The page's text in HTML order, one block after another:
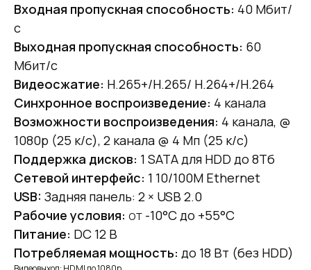
Входная пропускная способность: 40 Мбит/
с
Выходная пропускная способность: 60
Мбит/с
Видеосжатие: H.265+/H.265/ H.264+/H.264
Синхронное воспроизведение: 4 канала
Возможности воспроизведения: 4 канала, @
1080p (25 к/с), 2 канала @ 4 Мп (25 к/с)
Поддержка дисков: 1 SATA для HDD до 8Тб
Сетевой интерфейс: 1 10/100M Ethernet
USB: Задняя панель: 2 × USB 2.0
Рабочие условия: от -10°C до +55°C
Питание: DC 12 В
Потребляемая мощность: до 18 Вт (без HDD)